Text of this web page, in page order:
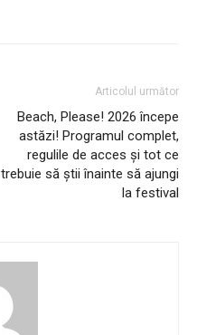
Articolul următor
Beach, Please! 2026 începe
astăzi! Programul complet,
regulile de acces și tot ce
trebuie să știi înainte să ajungi
la festival